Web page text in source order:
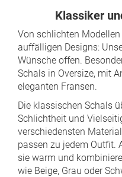
Klassiker
Von schlichten
auffälligen Designs:
Wünsche offen.
Schals in Oversize, mit
eleganten Fransen.
Die klassischen Schals
Schlichtheit und
verschiedensten
passen zu jedem Outfit.
sie warm und
wie Beige, Grau oder